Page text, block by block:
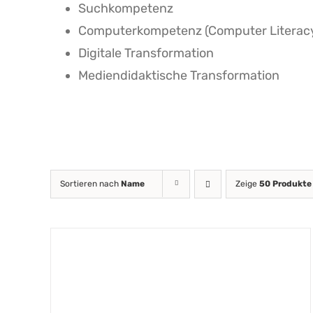
Suchkompetenz
Computerkompetenz (Computer
Digitale Transformation
Mediendidaktische Transformation
Sortieren nach Name Zeige 50 Produkte